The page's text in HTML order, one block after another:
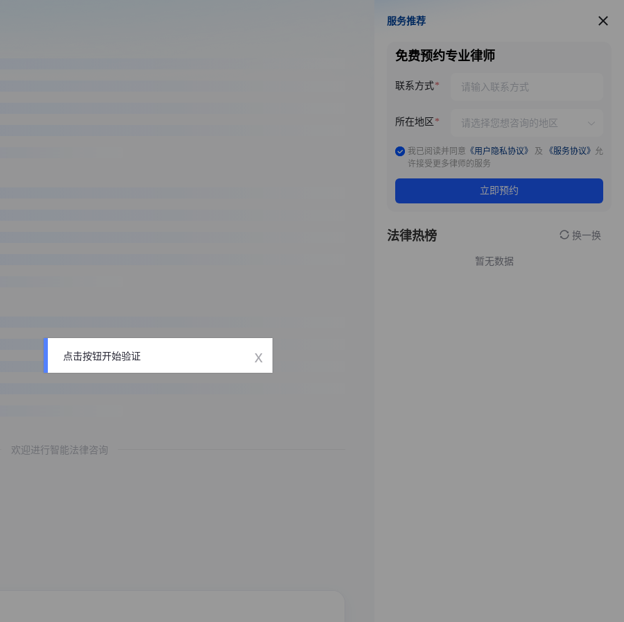
欢迎进行智能法律咨询
服务推荐
服务推荐
免费预约专业律师
联系方式
所在地区
我已阅读并同意 《用户隐私协议》 及 《服务协议》 允
许接受更多律师的服务
立即预约
法律热榜 换一换
暂无数据
点击按钮开始验证 x